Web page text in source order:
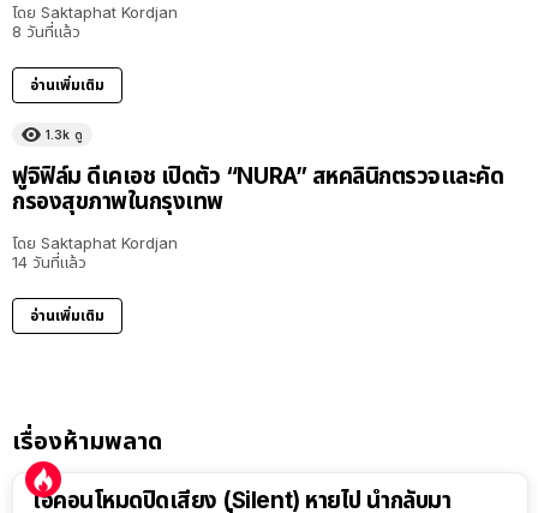
โดย Saktaphat Kordjan
8 วันที่แล้ว
อ่านเพิ่มเติม
1.3k ดู
ฟูจิฟิล์ม ดีเคเอช เปิดตัว “NURA” สหคลินิกตรวจและคัด
กรองสุขภาพในกรุงเทพ
โดย Saktaphat Kordjan
14 วันที่แล้ว
อ่านเพิ่มเติม
เรื่องห้ามพลาด
ไอคอนโหมดปิดเสียง (Silent) หายไป นำกลับมา